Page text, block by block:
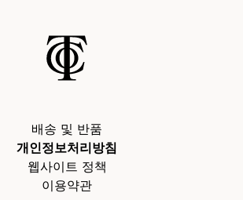
배송 및 반품
개인정보처리방침
웹사이트 정책
이용약관